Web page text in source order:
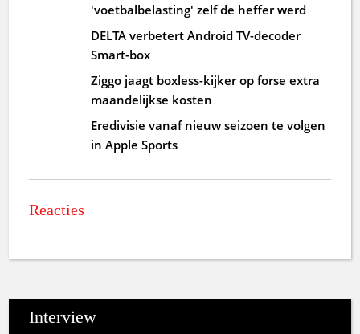
'voetbalbelasting' zelf de heffer werd
DELTA verbetert Android TV-decoder
Smart-box
Ziggo jaagt boxless-kijker op forse extra
maandelijkse kosten
Eredivisie vanaf nieuw seizoen te volgen
in Apple Sports
Reacties
Interview